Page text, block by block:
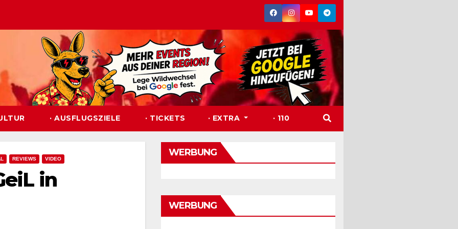
· AUSFLUGSZIELE · TICKETS · EXTRA · 110
REVIEWS VIDEO
in
WERBUNG
WERBUNG